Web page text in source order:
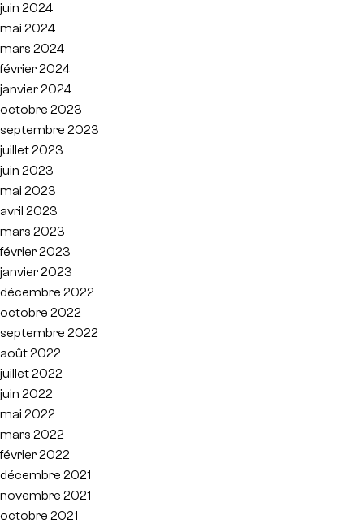
juin 2024
mai 2024
mars 2024
février 2024
janvier 2024
octobre 2023
septembre 2023
juillet 2023
juin 2023
mai 2023
avril 2023
mars 2023
février 2023
janvier 2023
décembre 2022
octobre 2022
septembre 2022
août 2022
juillet 2022
juin 2022
mai 2022
mars 2022
février 2022
décembre 2021
novembre 2021
octobre 2021